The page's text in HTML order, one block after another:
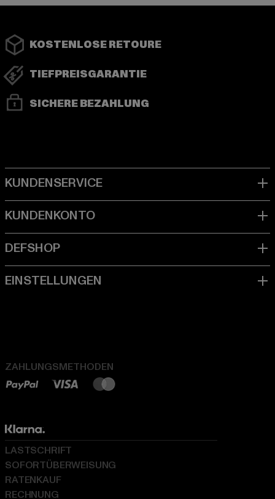
KOSTENLOSE RETOURE
TIEFPREISGARANTIE
SICHERE BEZAHLUNG
ZAHLUNGSMETHODEN
LASTSCHRIFT
SOFORTÜBERWEISUNG
RATENKAUF
RECHNUNG